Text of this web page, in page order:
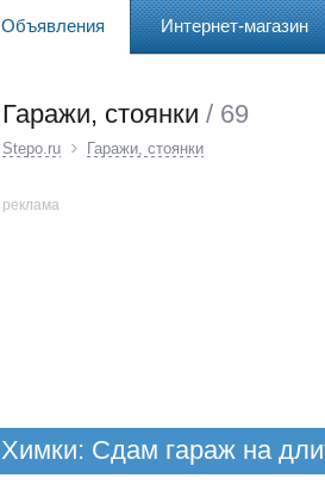
Объявления Интернет-магазин
Гаражи, стоянки / 69
Stepo.ru Гаражи, стоянки
реклама
Химки: Сдам гараж на
Новые Химки